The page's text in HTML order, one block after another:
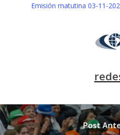
Emisión matutina 03-11-
Post